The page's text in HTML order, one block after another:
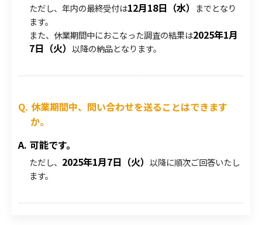
ただし、年内の最終受付は12月18日（水）
までとなり
ます。
また、休業期間中におこなった調査の結果は2025年1月
7日（火） 以降の納品となります。
休業期間中、問い合わせを送ることはできます
か。
可能です。
ただし、 2025年1月7日（火） 以降に順次ご回答いたし
ます。